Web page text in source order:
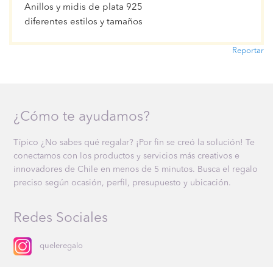
Anillos y midis de plata 925
diferentes estilos y tamaños
Reportar
¿Cómo te ayudamos?
Típico ¿No sabes qué regalar? ¡Por fin se creó la solución! Te
conectamos con los productos y servicios más creativos e
innovadores de Chile en menos de 5 minutos. Busca el regalo
preciso según ocasión, perfil, presupuesto y ubicación.
Redes Sociales
queleregalo